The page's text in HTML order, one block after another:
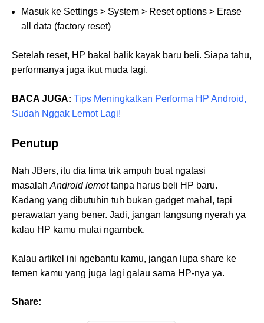
Masuk ke Settings > System > Reset options > Erase
all data (factory reset)
Setelah reset, HP bakal balik kayak baru beli. Siapa tahu,
performanya juga ikut muda lagi.
BACA JUGA: Tips Meningkatkan Performa HP Android,
Sudah Nggak Lemot Lagi!
Penutup
Nah JBers, itu dia lima trik ampuh buat ngatasi
masalah Android lemottanpa harus beli HP baru.
Kadang yang dibutuhin tuh bukan gadget mahal, tapi
perawatan yang bener. Jadi, jangan langsung nyerah ya
kalau HP kamu mulai ngambek.
Kalau artikel ini ngebantu kamu, jangan lupa share ke
temen kamu yang juga lagi galau sama HP-nya ya.
Share: